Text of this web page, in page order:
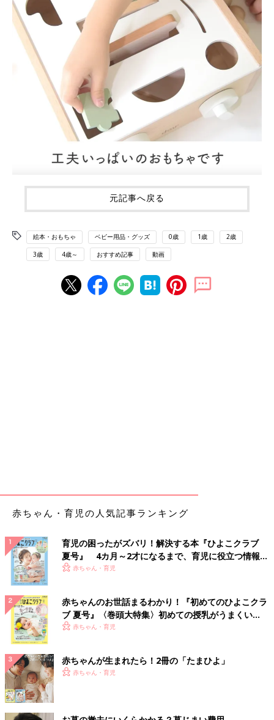
元記事へ戻る
絵本・おもちゃ ベビー用品・グッズ 0歳 1歳 2歳
3歳 4歳～ おすすめ記事 動画
赤ちゃん・育児の人気記事ランキング
育児の困ったがズバリ！解決する本『ひよこクラブ
夏号』 4カ月～2才になるまで、育児に役立つ情報が
いっぱい！
赤ちゃん・育児
赤ちゃんのお世話まるわかり！『初めてのひよこクラ
ブ 夏号』〈巻頭大特集〉初めての授乳がうまくい
く！ おっぱい・ミルクの基本と夏のトラブル 解決テ
赤ちゃん・育児
赤ちゃんが生まれたら！2冊の「たまひよ」
赤ちゃん・育児